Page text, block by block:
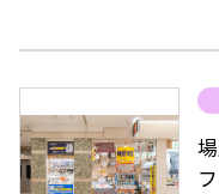
作られる過程をガラ
十勝産の小豆に鬼ザ
き、小判型のボリュ